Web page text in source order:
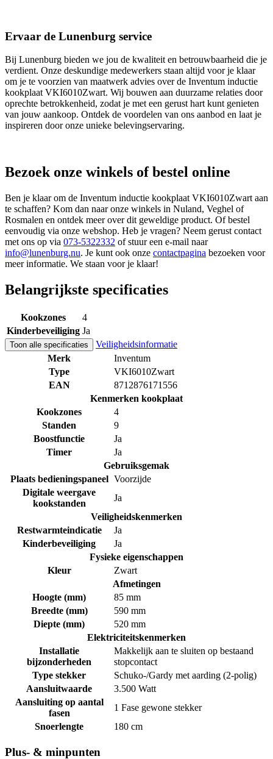
Ervaar de Lunenburg service
Bij Lunenburg bieden we jou de kwaliteit en betrouwbaarheid die je
verdient. Onze deskundige medewerkers staan altijd voor je klaar
om je te voorzien van maatwerk advies over de Inventum inductie
kookplaat VKI6010Zwart. Wij bouwen aan duurzame relaties door
oprechte betrokkenheid, zodat je met een gerust hart kunt genieten
van jouw aankoop. Ontdek de voordelen van ons aanbod en laat je
inspireren door onze unieke belevingservaring.
Bezoek onze winkels of bestel online
Ben je klaar om de Inventum inductie kookplaat VKI6010Zwart aan
te schaffen? Kom dan naar onze winkels in Nuland, Veghel of
Rosmalen en ontdek meer over dit geweldige product. Of bestel
eenvoudig via onze webshop. Heb je vragen? Neem gerust contact
met ons op via 073-5322332 of stuur een e-mail naar
info@lunenburg.nu. Je kunt ook onze contactpagina bezoeken voor
meer informatie. We staan voor je klaar!
Belangrijkste specificaties
Kookzones
4
Kinderbeveiliging Ja
Toon alle specificaties
Veiligheidsinformatie
Merk
Inventum
Type
VKI6010Zwart
EAN
8712876171556
Kenmerken kookplaat
Kookzones
4
Standen
9
Boostfunctie
Ja
Timer
Ja
Gebruiksgemak
Plaats bedieningspaneel Voorzijde
Digitale weergave
kookstanden
Ja
Veiligheidskenmerken
Restwarmteindicatie
Ja
Kinderbeveiliging
Ja
Fysieke eigenschappen
Kleur
Zwart
Afmetingen
Hoogte (mm)
85 mm
Breedte (mm)
590 mm
Diepte (mm)
520 mm
Elektriciteitskenmerken
Installatie
bijzonderheden
Makkelijk aan te sluiten op bestaand
stopcontact
Type stekker
Schuko-/Gardy met aarding (2-polig)
Aansluitwaarde
3.500 Watt
Aansluiting op aantal
fasen
1 Fase gewone stekker
Snoerlengte
180 cm
Plus- & minpunten